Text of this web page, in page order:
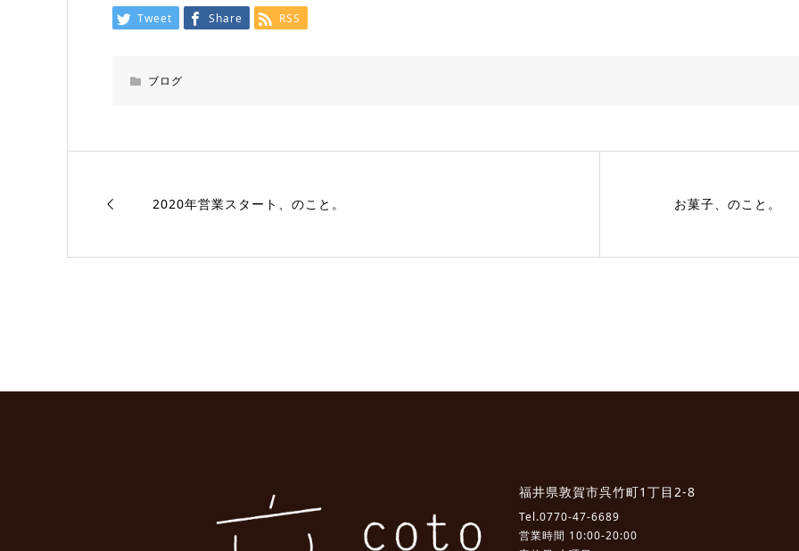
Tweet Share RSS
ブログ
2020年営業スタート、のこと。 お菓子、のこと。
福井県敦賀市呉竹町1丁目2-8
Tel.0770-47-6689
営業時間 10:00-20:00